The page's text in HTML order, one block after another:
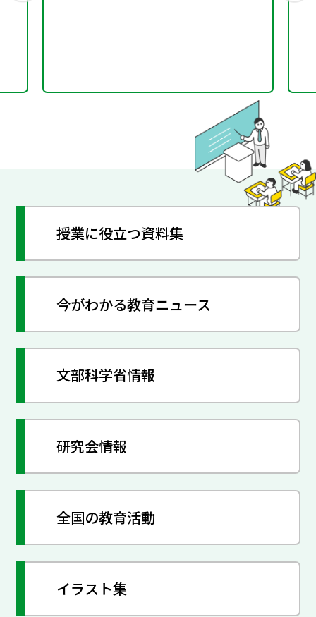
授業に役立つ資料集
今がわかる教育ニュース
文部科学省情報
研究会情報
全国の教育活動
イラスト集